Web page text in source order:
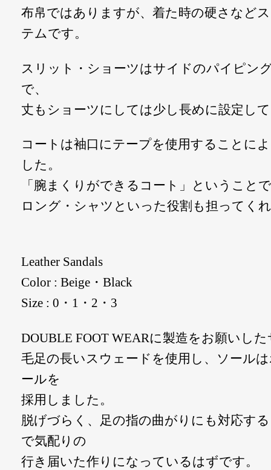
布帛ではありますが、着た時の硬さなど
テムです。
スリット・ショーツはサイドのパイピン
で、
丈もショーツにしては少し長めに設定し
コートは袖口にテープを使用することに
した。
「腕まくりができるコート」ということ
ロング・シャツといった役割も担ってく
Leather Sandals
Color : Beige・Black
Size : 0・1・2・3
DOUBLE FOOT WEARに製造をお願いし
毛足の長いスウェードを使用し、ソール
ールを
採用しました。
脱げづらく、足の指の曲がりにも対応す
で気配りの
行き届いた作りになっているはずです。